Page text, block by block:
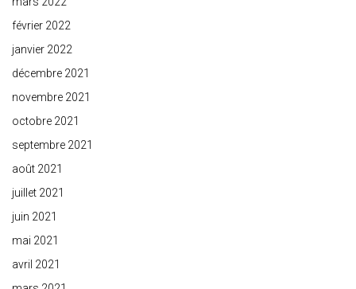
février 2022
janvier 2022
décembre 2021
novembre 2021
octobre 2021
septembre 2021
août 2021
juillet 2021
juin 2021
mai 2021
avril 2021